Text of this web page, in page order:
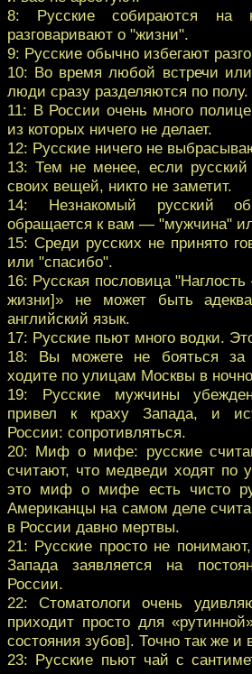
8: Русские собираются на
разговаривают о "жизни".
9: Русские обычно избегают
10: Во время любой встречи
люди сразу разделяются по полу.
11: В России очень много
из которых ничего не делает.
12: Русские ничего не
13: Тем не менее, если русский
своих вещей, никто не заметит.
14: Незнакомый русский
обращается к вам — "мужчина"
15: Среди русских не принято
или "спасибо".
16: Русская пословица
жизни]» не может быть
английский язык.
17: Русские пьют много водки.
18: Вы можете не бояться за
ходите по улицам Москвы в
19: Русские мужчины
привел к краху Запада, и
России: сопротивляться.
20: Миф о мифе: русские
считают, что медведи ходят по
это миф о мифе есть чисто
Американцы на самом деле
в России давно мертвы.
21: Русские просто не
Запада заявляется на
России.
22: Стоматологи очень
приходит просто для
состояния зубов]. Точно так же и
23: Русские пьют чай с